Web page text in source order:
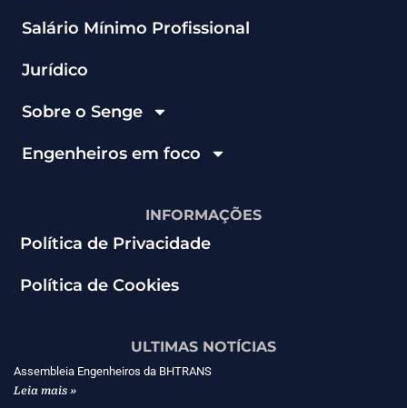
Salário Mínimo Profissional
Jurídico
Sobre o Senge
Engenheiros em foco
INFORMAÇÕES
Política de Privacidade
Política de Cookies
ULTIMAS NOTÍCIAS
Assembleia Engenheiros da BHTRANS
Leia mais »